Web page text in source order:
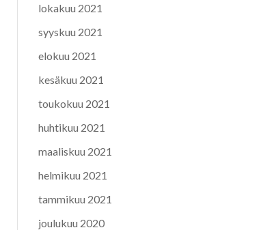
lokakuu 2021
syyskuu 2021
elokuu 2021
kesäkuu 2021
toukokuu 2021
huhtikuu 2021
maaliskuu 2021
helmikuu 2021
tammikuu 2021
joulukuu 2020